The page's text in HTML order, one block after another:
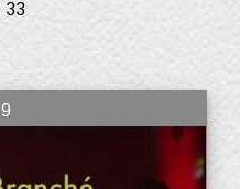
33